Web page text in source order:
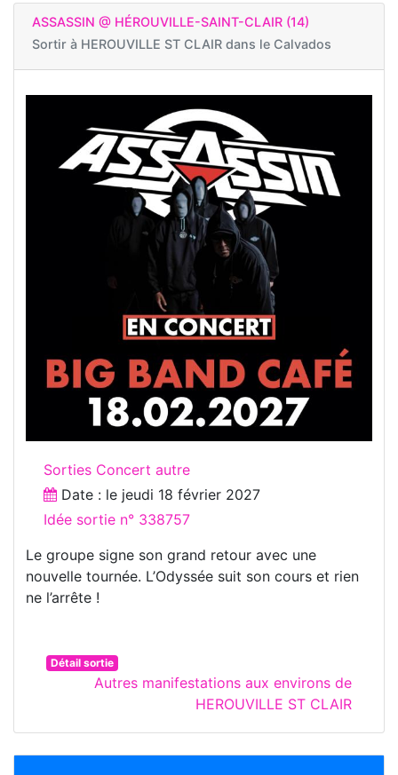
ASSASSIN @ HÉROUVILLE-SAINT-CLAIR (14)
Sortir à HEROUVILLE ST CLAIR dans le Calvados
Sorties Concert autre
Date : le jeudi 18 février 2027
Idée sortie n° 338757
Le groupe signe son grand retour avec une
nouvelle tournée. L’Odyssée suit son cours et rien
ne l’arrête !
Détail sortie
Autres manifestations aux environs de
HEROUVILLE ST CLAIR